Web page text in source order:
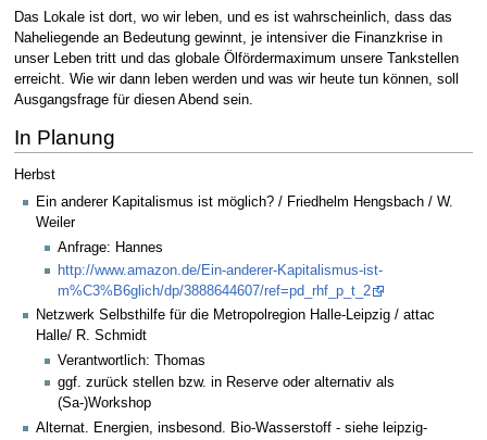
Das Lokale ist dort, wo wir leben, und es ist wahrscheinlich, dass das
Naheliegende an Bedeutung gewinnt, je intensiver die Finanzkrise in
unser Leben tritt und das globale Ölfördermaximum unsere Tankstellen
erreicht. Wie wir dann leben werden und was wir heute tun können, soll
Ausgangsfrage für diesen Abend sein.
In Planung
Herbst
Ein anderer Kapitalismus ist möglich? / Friedhelm Hengsbach / W.
Weiler
Anfrage: Hannes
http://www.amazon.de/Ein-anderer-Kapitalismus-ist-
m%C3%B6glich/dp/3888644607/ref=pd_rhf_p_t_2
Netzwerk Selbsthilfe für die Metropolregion Halle-Leipzig / attac
Halle/ R. Schmidt
Verantwortlich: Thomas
ggf. zurück stellen bzw. in Reserve oder alternativ als
(Sa-)Workshop
Alternat. Energien, insbesond. Bio-Wasserstoff - siehe leipzig-